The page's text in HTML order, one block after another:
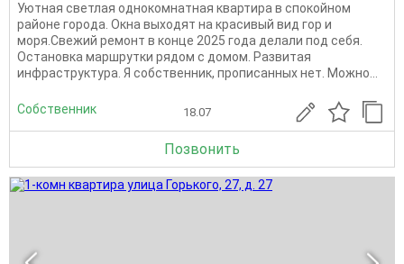
Уютная светлая однокомнатная квартира в спокойном
районе города. Окна выходят на красивый вид гор и
моря.Свежий ремонт в конце 2025 года делали под себя.
Остановка маршрутки рядом с домом. Развитая
инфраструктура. Я собственник, прописанных нет. Можно...
Собственник 18.07
Позвонить